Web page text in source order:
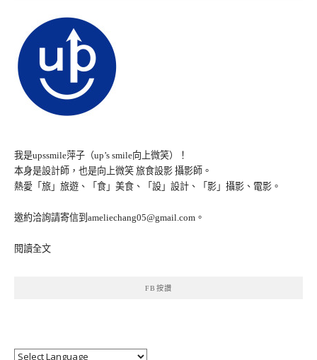
我是upssmile萍子（up’s smile向上微笑）！
本身是設計師，也是向上微笑 旅食設影 攝影師。
熱愛「旅」旅遊、「食」美食、「設」設計、「影」攝影、電影。
邀約洽詢請寄信到ameliechang05@gmail.com。
閱讀全文
FB按讚